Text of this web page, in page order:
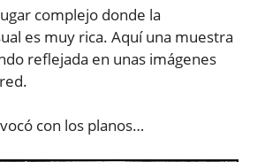
complejo donde la
es muy rica. Aquí una muestra
reflejada en unas imágenes
con los planos…